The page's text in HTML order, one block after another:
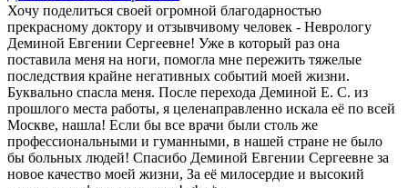
Хочу поделиться своей огромной благодарностью
прекрасному доктору и отзывчивому человек - Неврологу
Деминой Евгении Сергеевне! Уже в который раз она
поставила меня на ноги, помогла мне пережить тяжелые
последствия крайне негативных событий моей жизни.
Буквально спасла меня. После перехода Деминой Е. С. из
прошлого места работы, я целенаправленно искала её по всей
Москве, нашла! Если бы все врачи были столь же
профессиональными и гуманными, в нашей стране не было
бы больных людей! Спасибо Деминой Евгении Сергеевне за
новое качество моей жизни, За её милосердие и высокий